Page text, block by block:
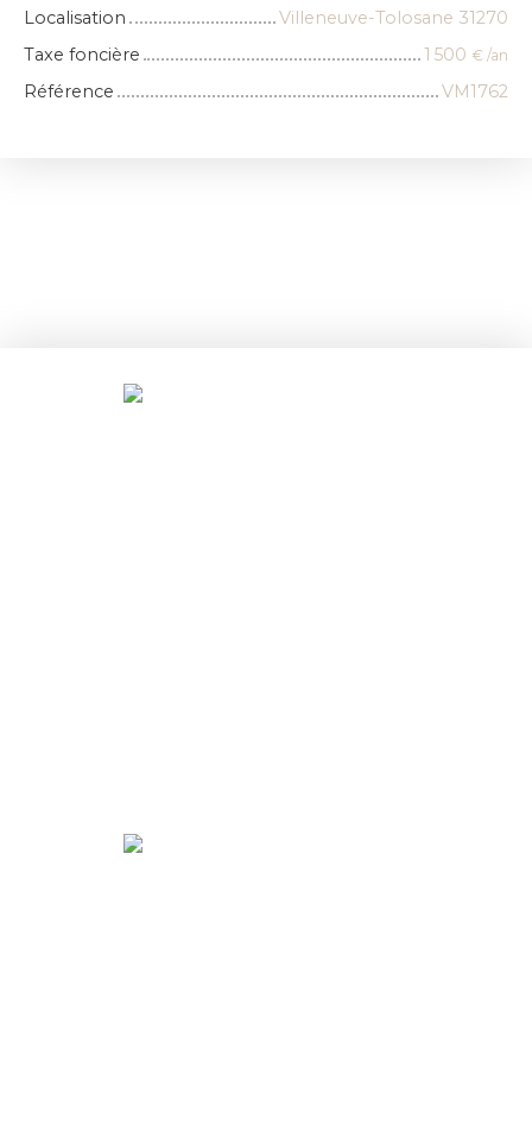
Localisation
Villeneuve-Tolosane 31270
Taxe foncière
1 500 € /an
Référence VM1762